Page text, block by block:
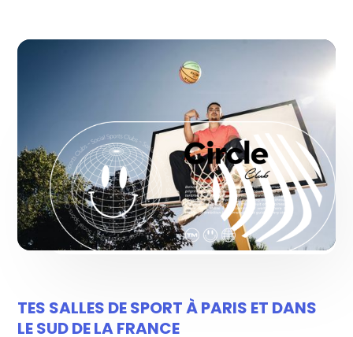
TES SALLES DE SPORT À PARIS ET DANS
LE SUD DE LA FRANCE